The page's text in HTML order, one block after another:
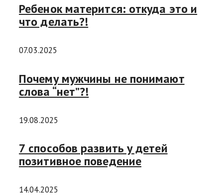
Ребенок матерится: откуда это и
что делать?!
07.03.2025
Почему мужчины не понимают
слова “нет”?!
19.08.2025
7 способов развить у детей
позитивное поведение
14.04.2025